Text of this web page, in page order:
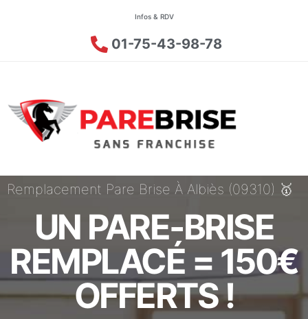
Infos & RDV
01-75-43-98-78
Remplacement Pare Brise À Albiès (09310) 🥇
UN PARE-BRISE
REMPLACÉ = 150€
OFFERTS !